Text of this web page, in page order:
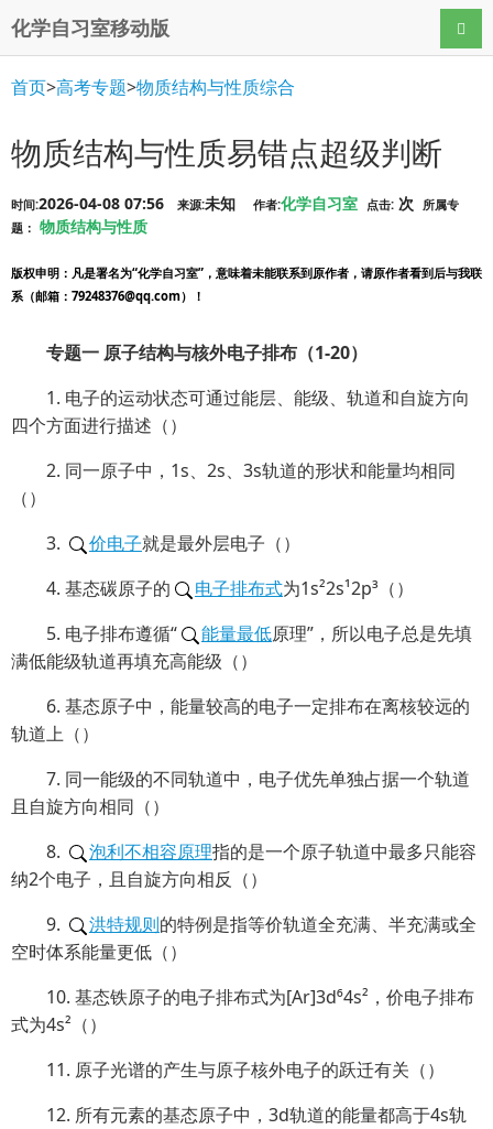
化学自习室移动版 导航
首页>高考专题>物质结构与性质综合
物质结构与性质易错点超级判断
时间:2026-04-08 07:56 来源:未知 作者:化学自习室 点击: 次
所属专
题： 物质结构与性质
版权申明 ：凡是署名为“化学自习室”，意味着未能联系到原作者，请原作者看到后与我联
系（邮箱：79248376@qq.com）！
专题一 原子结构与核外电子排布（1-20）
1. 电子的运动状态可通过能层、能级、轨道和自旋方向
四个方面进行描述（）
2. 同一原子中，1s、2s、3s轨道的形状和能量均相同
（）
3.
价电子就是最外层电子（）
4. 基态碳原子的
电子排布式为1s²2s¹2p³（）
5. 电子排布遵循“
能量最低原理”，所以电子总是先填
满低能级轨道再填充高能级（）
6. 基态原子中，能量较高的电子一定排布在离核较远的
轨道上（）
7. 同一能级的不同轨道中，电子优先单独占据一个轨道
且自旋方向相同（）
8.
泡利不相容原理指的是一个原子轨道中最多只能容
纳2个电子，且自旋方向相反（）
9.
洪特规则的特例是指等价轨道全充满、半充满或全
空时体系能量更低（）
10. 基态铁原子的电子排布式为[Ar]3d⁶4s²，价电子排布
式为4s²（）
11. 原子光谱的产生与原子核外电子的跃迁有关（）
12. 所有元素的基态原子中，3d轨道的能量都高于4s轨